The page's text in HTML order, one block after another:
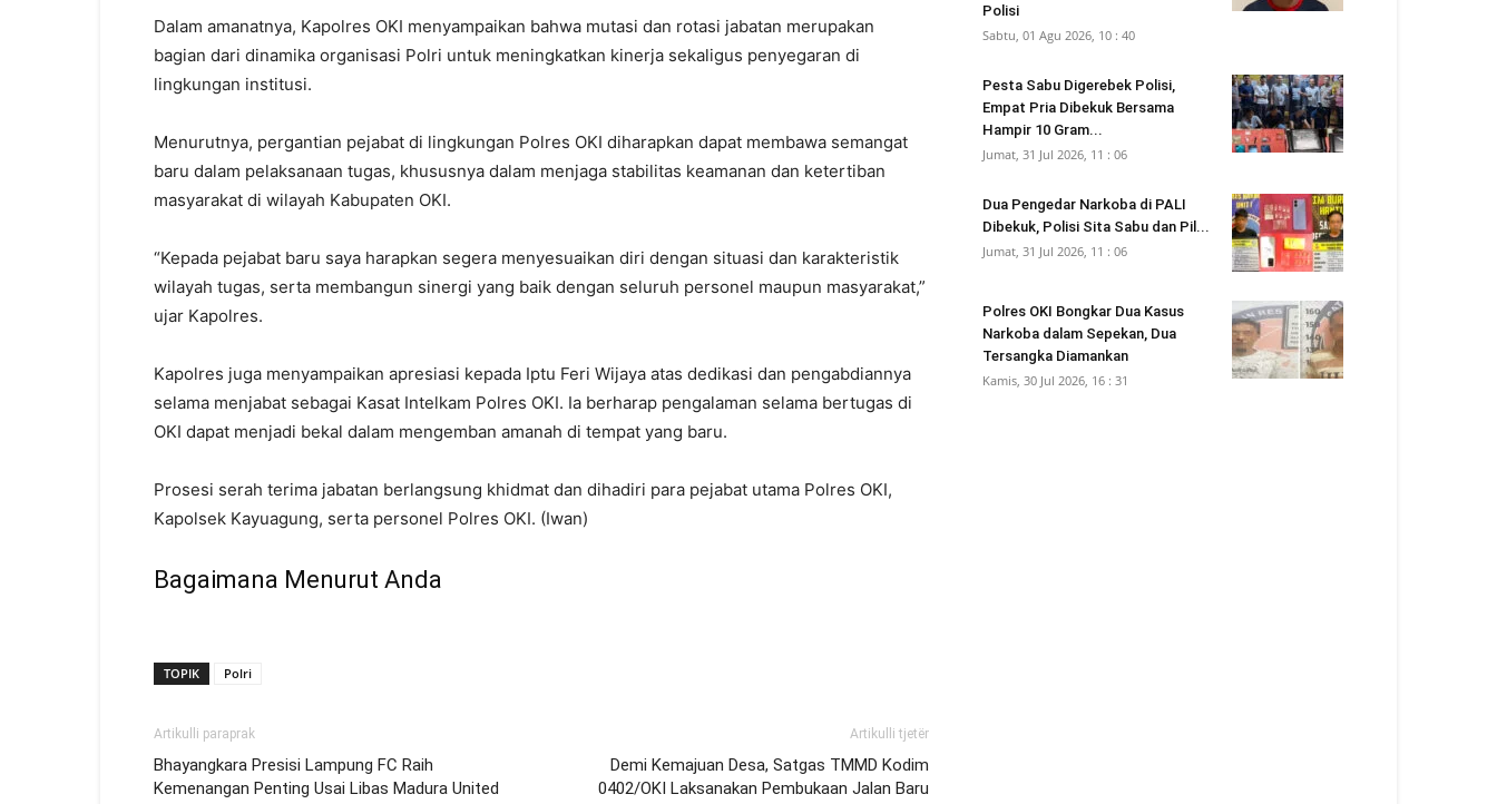
Dalam amanatnya, Kapolres OKI menyampaikan bahwa mutasi dan rotasi jabatan merupakan
bagian dari dinamika organisasi Polri untuk meningkatkan kinerja sekaligus penyegaran di
lingkungan institusi.
Menurutnya, pergantian pejabat di lingkungan Polres OKI diharapkan dapat membawa semangat
baru dalam pelaksanaan tugas, khususnya dalam menjaga stabilitas keamanan dan ketertiban
masyarakat di wilayah Kabupaten OKI.
“Kepada pejabat baru saya harapkan segera menyesuaikan diri dengan situasi dan karakteristik
wilayah tugas, serta membangun sinergi yang baik dengan seluruh personel maupun masyarakat,”
ujar Kapolres.
Kapolres juga menyampaikan apresiasi kepada Iptu Feri Wijaya atas dedikasi dan pengabdiannya
selama menjabat sebagai Kasat Intelkam Polres OKI. Ia berharap pengalaman selama bertugas di
OKI dapat menjadi bekal dalam mengemban amanah di tempat yang baru.
Prosesi serah terima jabatan berlangsung khidmat dan dihadiri para pejabat utama Polres OKI,
Kapolsek Kayuagung, serta personel Polres OKI. (Iwan)
Bagaimana Menurut Anda
TOPIK Polri
Artikulli paraprak
Bhayangkara Presisi Lampung FC Raih
Kemenangan Penting Usai Libas Madura United
Artikulli tjetër
Demi Kemajuan Desa, Satgas TMMD Kodim
0402/OKI Laksanakan Pembukaan Jalan Baru
Polisi
Sabtu, 01 Agu 2026, 10 : 40
Pesta Sabu Digerebek Polisi,
Empat Pria Dibekuk Bersama
Hampir 10 Gram...
Jumat, 31 Jul 2026, 11 : 06
Dua Pengedar Narkoba di PALI
Dibekuk, Polisi Sita Sabu dan Pil...
Jumat, 31 Jul 2026, 11 : 06
Polres OKI Bongkar Dua Kasus
Narkoba dalam Sepekan, Dua
Tersangka Diamankan
Kamis, 30 Jul 2026, 16 : 31